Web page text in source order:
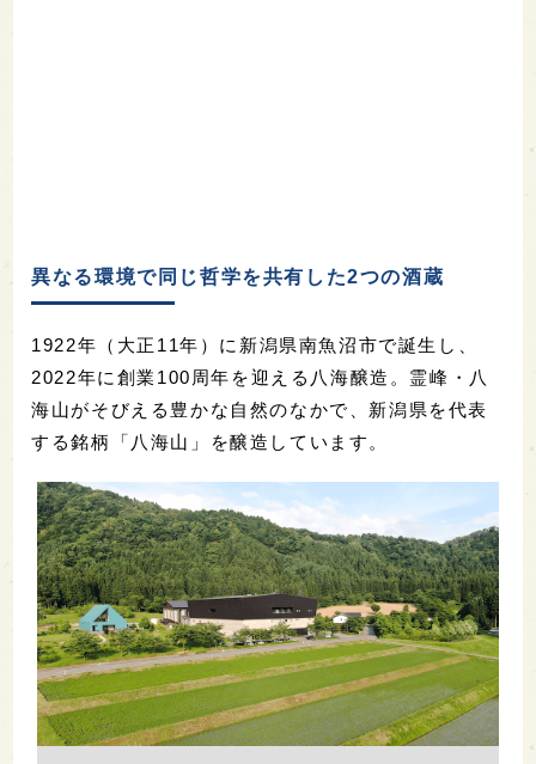
異なる環境で同じ哲学を共有した2つの酒蔵
1922年（大正11年）に新潟県南魚沼市で誕生し、
2022年に創業100周年を迎える八海醸造。霊峰・八
海山がそびえる豊かな自然のなかで、新潟県を代表
する銘柄「八海山」を醸造しています。